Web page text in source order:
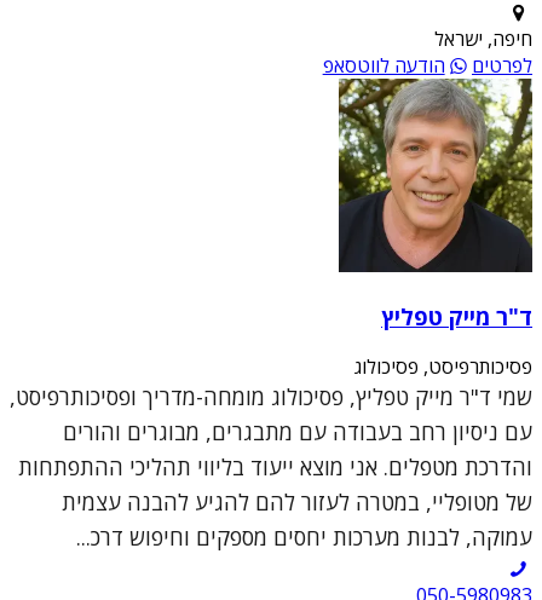
חיפה, ישראל
לפרטים
הודעה לווטסאפ
ד"ר מייק טפליץ
פסיכותרפיסט, פסיכולוג
שמי ד"ר מייק טפליץ, פסיכולוג מומחה-מדריך ופסיכותרפיסט,
עם ניסיון רחב בעבודה עם מתבגרים, מבוגרים והורים
והדרכת מטפלים. אני מוצא ייעוד בליווי תהליכי ההתפתחות
של מטופליי, במטרה לעזור להם להגיע להבנה עצמית
עמוקה, לבנות מערכות יחסים מספקים וחיפוש דרכ...